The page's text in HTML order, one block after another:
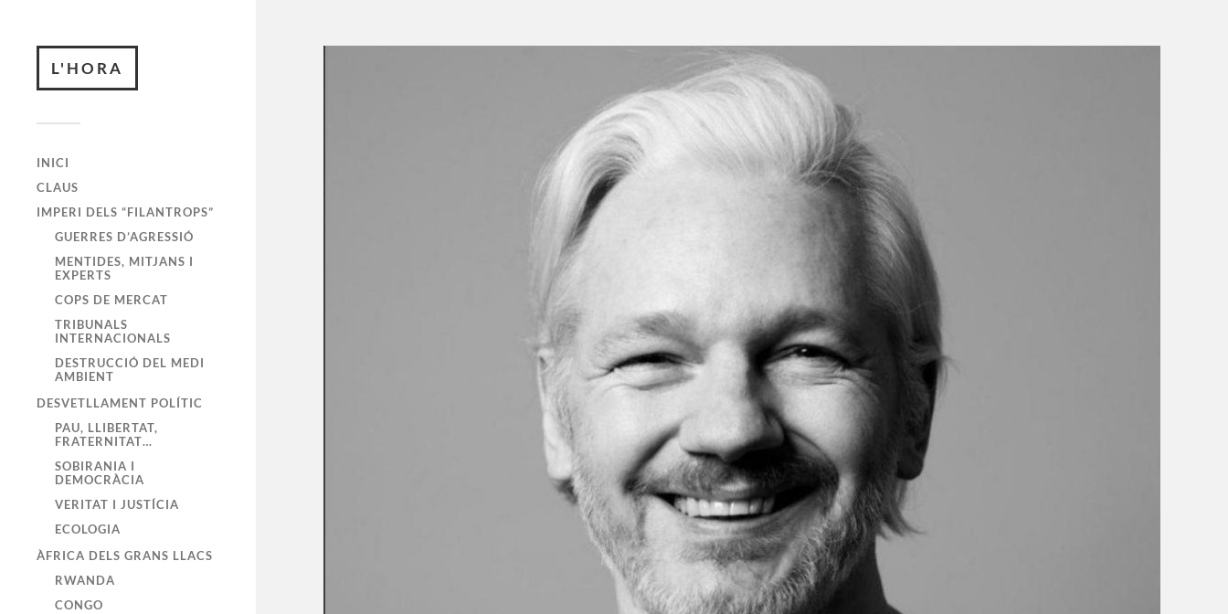
L'HORA
INICI
CLAUS
IMPERI DELS “FILANTROPS”
GUERRES D’AGRESSIÓ
MENTIDES, MITJANS I
EXPERTS
COPS DE MERCAT
TRIBUNALS
INTERNACIONALS
DESTRUCCIÓ DEL MEDI
AMBIENT
DESVETLLAMENT POLÍTIC
PAU, LLIBERTAT,
FRATERNITAT…
SOBIRANIA I
DEMOCRÀCIA
VERITAT I JUSTÍCIA
ECOLOGIA
ÀFRICA DELS GRANS LLACS
RWANDA
CONGO